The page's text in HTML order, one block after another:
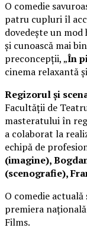
O comedie
patru cupluri îl
dovedește un
și cunoască mai
preconcepții, „În
cinema relaxantă
Regizorul și
Facultății de
masteratului în
a colaborat la
echipă de
(imagine),
(scenografie),
O comedie
premiera
Films.